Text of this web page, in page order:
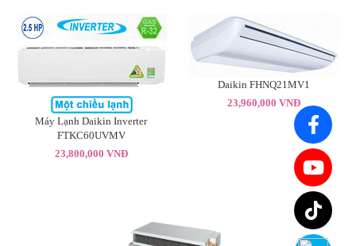
Máy Lạnh Daikin Inverter
FTKC60UVMV
23,800,000 VNĐ
Daikin FHNQ21MV1
23,960,000 VNĐ